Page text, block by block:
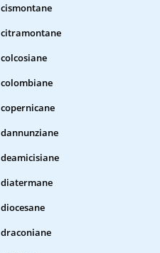
cismontane
citramontane
colcosiane
colombiane
copernicane
dannunziane
deamicisiane
diatermane
diocesane
draconiane